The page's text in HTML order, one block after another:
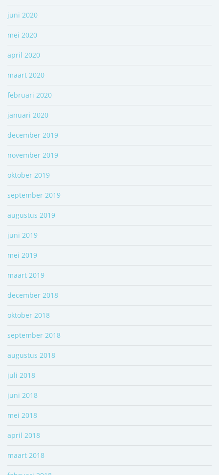
juni 2020
mei 2020
april 2020
maart 2020
februari 2020
januari 2020
december 2019
november 2019
oktober 2019
september 2019
augustus 2019
juni 2019
mei 2019
maart 2019
december 2018
oktober 2018
september 2018
augustus 2018
juli 2018
juni 2018
mei 2018
april 2018
maart 2018